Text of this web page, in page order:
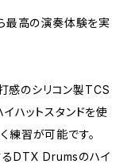
最高の演奏体験を実
感のシリコン製TCS
ハットスタンドを使
練習が可能です。
るDTX Drumsのハイ